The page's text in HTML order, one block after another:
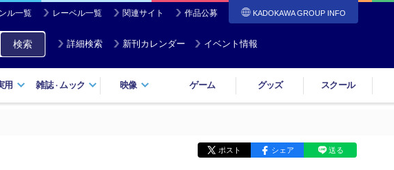
ル一覧 レーベル一覧 関連サイト 作品公募 KADOKAWA GROUP INFO
検索 詳細検索 新刊カレンダー イベント情報
用 雑誌・ ムック 映像 ゲーム グッズ スクール
ポスト シェア 送る